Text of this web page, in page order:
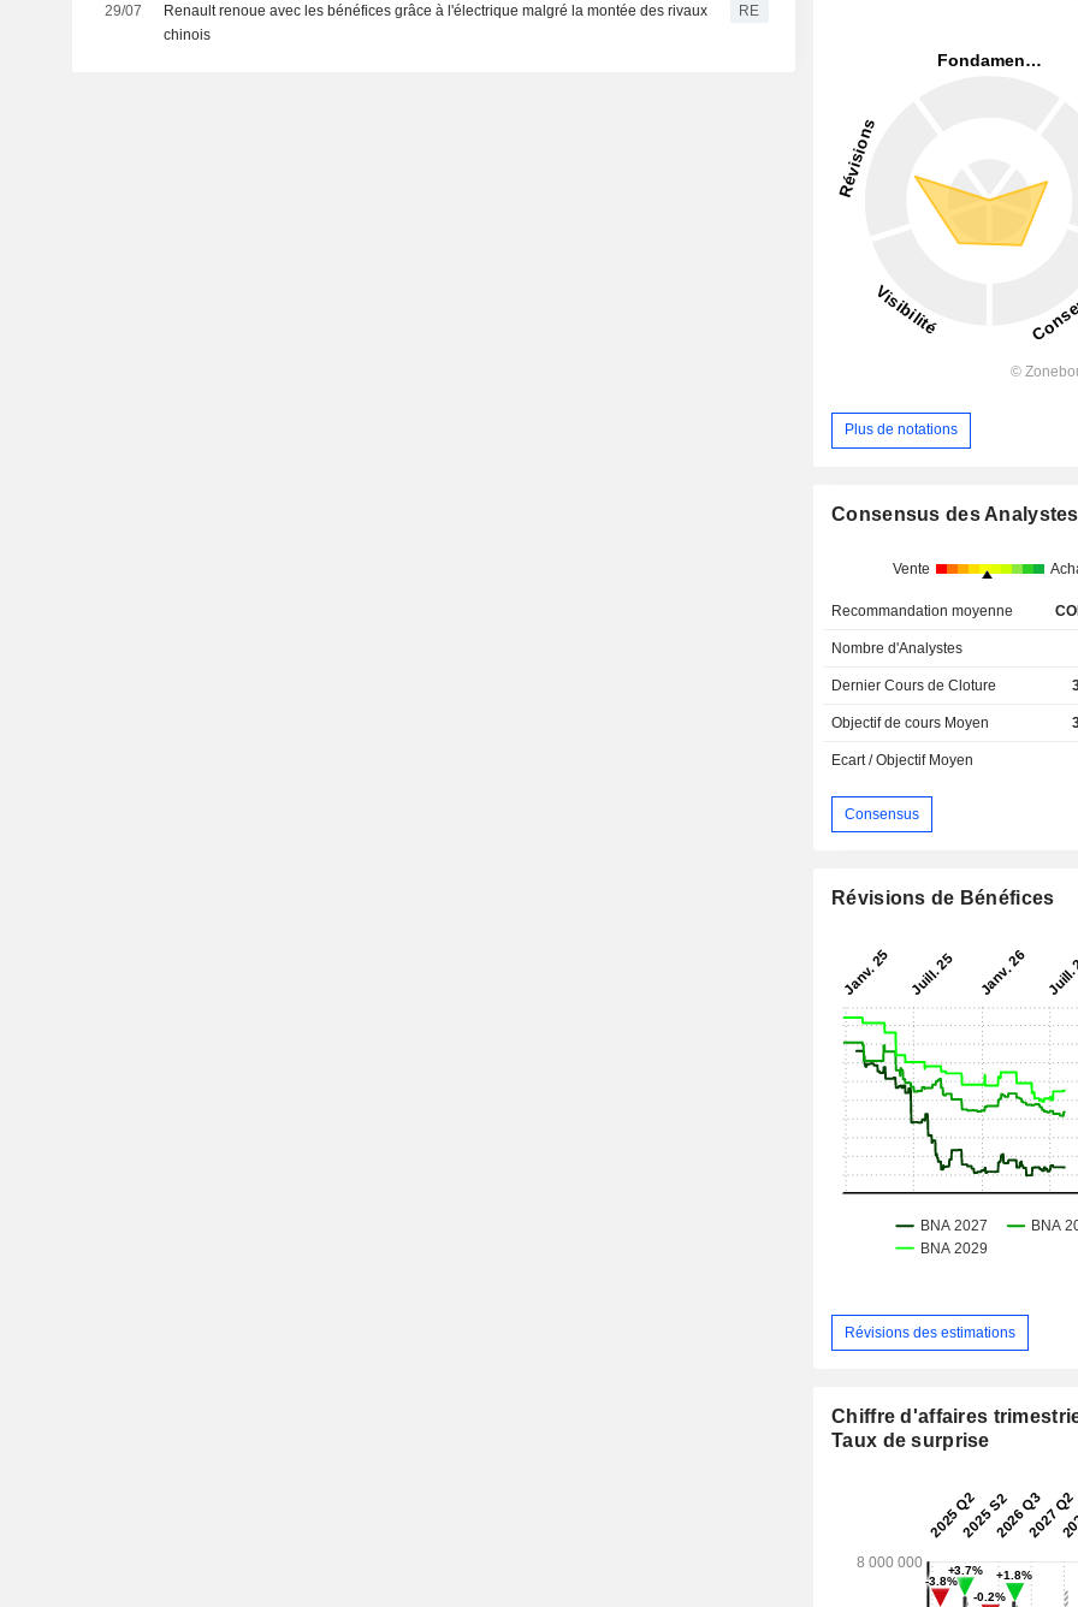
29/07
Renault renoue avec les bénéfices grâce à l'électrique malgré la montée des rivaux
chinois
RE
Plus de notations
Consensus des Analystes
Vente
Recommandation moyenne
Nombre d'Analystes
Dernier Cours de Cloture
Objectif de cours Moyen
Ecart / Objectif Moyen
Consensus
Révisions de Bénéfices
Révisions des estimations
Chiffre d'affaires
Taux de surprise